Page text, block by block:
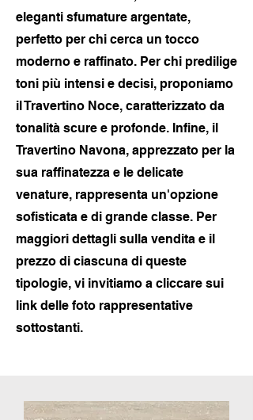
eleganti sfumature argentate,
perfetto per chi cerca un tocco
moderno e raffinato. Per chi predilige
toni più intensi e decisi, proponiamo
il Travertino Noce, caratterizzato da
tonalità scure e profonde. Infine, il
Travertino Navona, apprezzato per la
sua raffinatezza e le delicate
venature, rappresenta un'opzione
sofisticata e di grande classe. Per
maggiori dettagli sulla vendita e il
prezzo di ciascuna di queste
tipologie, vi invitiamo a cliccare sui
link delle foto rappresentative
sottostanti.